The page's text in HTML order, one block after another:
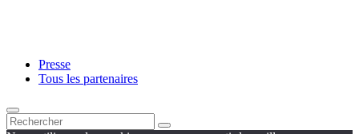
Presse
Tous les partenaires